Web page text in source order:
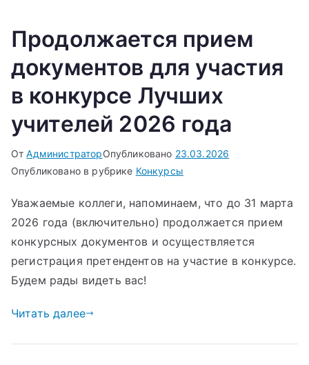
Продолжается прием
документов для участия
в конкурсе Лучших
учителей 2026 года
ОтАдминистраторОпубликовано 23.03.2026
Опубликовано в рубрике Конкурсы
Уважаемые коллеги, напоминаем, что до 31 марта
2026 года (включительно) продолжается прием
конкурсных документов и осуществляется
регистрация претендентов на участие в конкурсе.
Будем рады видеть вас!
Читать далее